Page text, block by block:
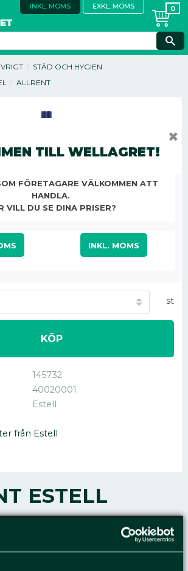
INKL. MOMS EXKL. MOMS
STÄD OCH HYGIEN
ALLRENT
/ST
st
KÖP
145732
40020001
Estell
från Estell
ESTELL
1L
TILL WELLAGRET!
FÖRETAGARE VÄLKOMMEN ATT
HANDLA.
VILL DU SE DINA PRISER?
INKL. MOMS
✖